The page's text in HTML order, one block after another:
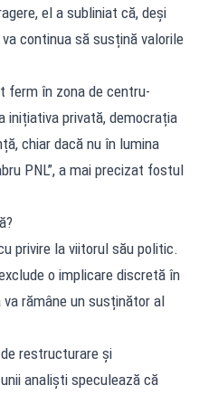
el a subliniat că, deși
continua să susțină valorile
ferm în zona de centru-
inițiativa privată, democrația
chiar dacă nu în lumina
PNL”, a mai precizat fostul
privire la viitorul său politic.
o implicare discretă în
rămâne un susținător al
restructurare și
analiști speculează că